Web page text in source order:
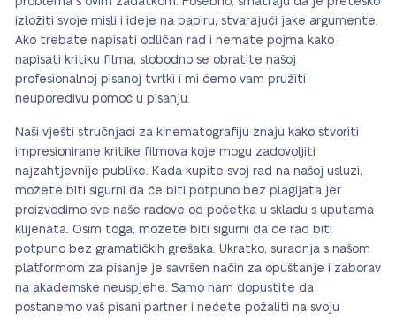
izložiti svoje misli i ideje na papiru, stvarajući jake argumente.
Ako trebate napisati odličan rad i nemate pojma kako
napisati kritiku filma, slobodno se obratite našoj
profesionalnoj pisanoj tvrtki i mi ćemo vam pružiti
neuporedivu pomoć u pisanju.
Naši vješti stručnjaci za kinematografiju znaju kako stvoriti
impresionirane kritike filmova koje mogu zadovoljiti
najzahtjevnije publike. Kada kupite svoj rad na našoj usluzi,
možete biti sigurni da će biti potpuno bez plagijata jer
proizvodimo sve naše radove od početka u skladu s uputama
klijenata. Osim toga, možete biti sigurni da će rad biti
potpuno bez gramatičkih grešaka. Ukratko, suradnja s našom
platformom za pisanje je savršen način za opuštanje i zaborav
na akademske neuspjehe. Samo nam dopustite da
postanemo vaš pisani partner i nećete požaliti na svoju